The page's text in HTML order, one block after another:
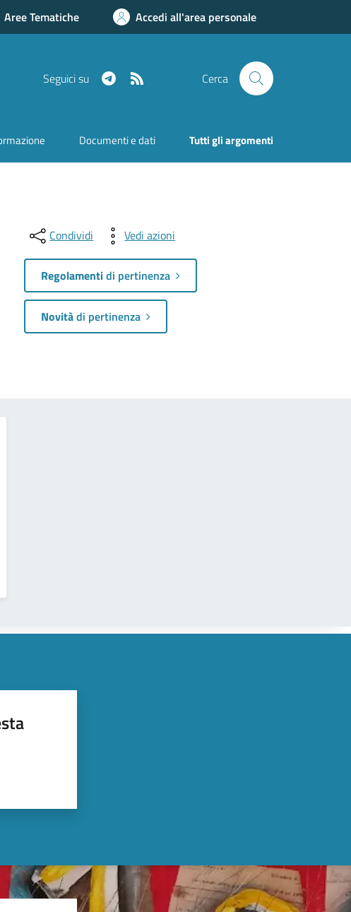
Aree Tematiche Accedi all'area personale
Seguici su Telegram Cerca
Documenti e dati Tutti gli argomenti
Condividi Vedi azioni
Regolamentidi pertinenza
Novitàdi pertinenza